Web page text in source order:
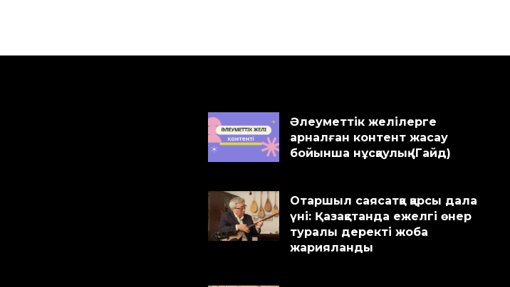
Әлеуметтік желілерге
арналған контент жасау
бойынша нұсқаулық (Гайд)
Отаршыл саясатқа қарсы дала
үні: Қазақстанда ежелгі өнер
туралы деректі жоба
жарияланды